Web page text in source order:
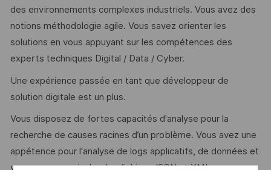
des environnements complexes industriels. Vous avez des
notions méthodologie agile. Vous savez orienter les
solutions en vous appuyant sur les compétences des
experts techniques Digital / Data / Cyber.
Une expérience passée en tant que développeur de
solution digitale est un plus.
Vous disposez de fortes capacités d'analyse pour la
recherche de causes racines d’un problème. Vous avez une
appétence pour l'analyse de logs applicatifs, de données et